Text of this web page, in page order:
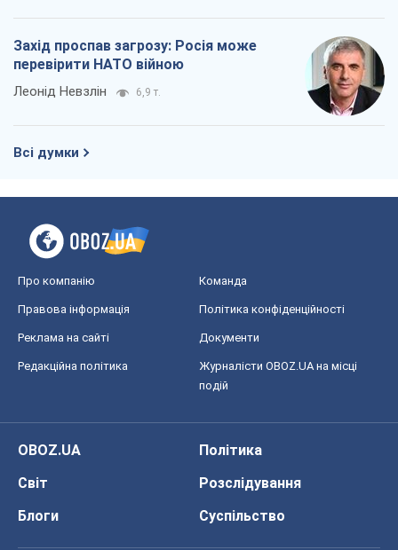
Захід проспав загрозу: Росія може
перевірити НАТО війною
Леонід Невзлін 6,9 т.
Всі думки
Про компанію Команда
Правова інформація Політика конфіденційності
Реклама на сайті Документи
Редакційна політика
Журналісти OBOZ.UA на місці
подій
OBOZ.UA
Політика
Світ
Розслідування
Блоги
Суспільство